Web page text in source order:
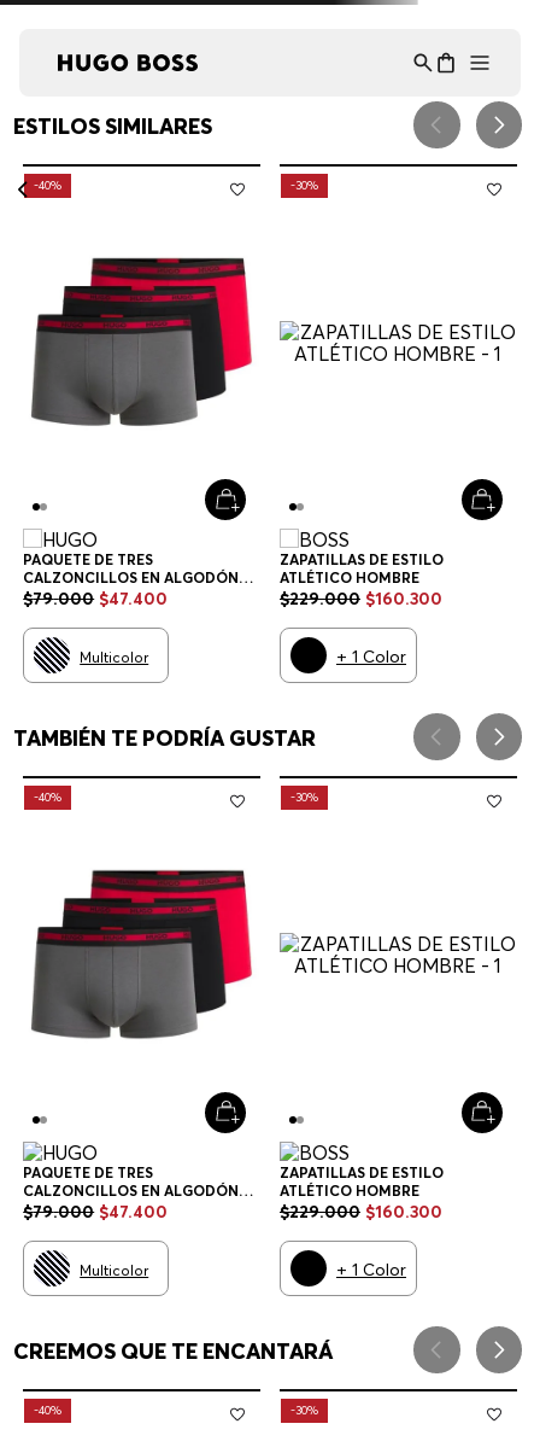
ESTILOS SIMILARES
-40%
PAQUETE DE TRES
CALZONCILLOS EN ALGODÓN
ELÁSTICO CON LOGOS EN LA
HOMBRE
$79.000 $47.400
Multicolor
-30%
ZAPATILLAS DE ESTILO
ATLÉTICO HOMBRE
$229.000 $160.300
+ 1 Color
TAMBIÉN TE PODRÍA GUSTAR
-40%
PAQUETE DE TRES
CALZONCILLOS EN ALGODÓN
ELÁSTICO CON LOGOS EN LA
CINTURA CALZONCILLOS
HOMBRE
$79.000 $47.400
Multicolor
-30%
ZAPATILLAS DE ESTILO
ATLÉTICO HOMBRE
$229.000 $160.300
+ 1 Color
CREEMOS QUE TE ENCANTARÁ
-40% -30%
Asistente Virtual
en línea ⋮